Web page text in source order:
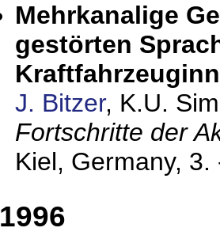
Mehrkanalige
gestörten
J. Bitzer, K.U.
Fortschritte der
Kiel, Germany, 3.
1996